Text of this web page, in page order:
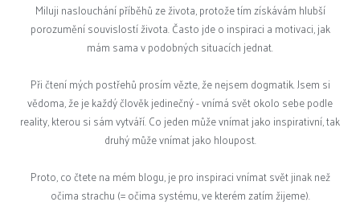
Miluji naslouchání příběhů ze života, protože tím získávám hlubší
porozumění souvislostí života. Často jde o inspiraci a motivaci, jak
mám sama v podobných situacích jednat.
Při čtení mých postřehů prosím vězte, že nejsem dogmatik. Jsem si
vědoma, že je každý člověk jedinečný - vnímá svět okolo sebe podle
reality, kterou si sám vytváří. Co jeden může vnímat jako inspirativní, tak
druhý může vnímat jako hloupost.
Proto, co čtete na mém blogu, je pro inspiraci vnímat svět jinak než
očima strachu (= očima systému, ve kterém zatím žijeme).